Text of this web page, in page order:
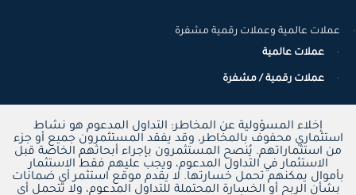
عملات عالمية وعملات رقمية مشفرة
عملات عالمية
عملات رقمية / مشفرة
إخلاء المسؤولية عن المخاطر: التداول المدعوم هو نشاط
استثماري محفوف بالمخاطر، وقد يفقد المستثمرون جميع أو جزء
من استثماراتهم. يُنصح المستثمرون بإجراء أبحاثهم الخاصة قبل
الاستثمار في التداول المدعوم، ويجب عليهم فقط الاستثمار
بأموال يمكنهم تحمل خسارتها. لا يقدم موقع استثمر أي ضمانات
بشأن الربح أو الخسارة المحتملة للتداول المدعوم، ولا تتحمل أي